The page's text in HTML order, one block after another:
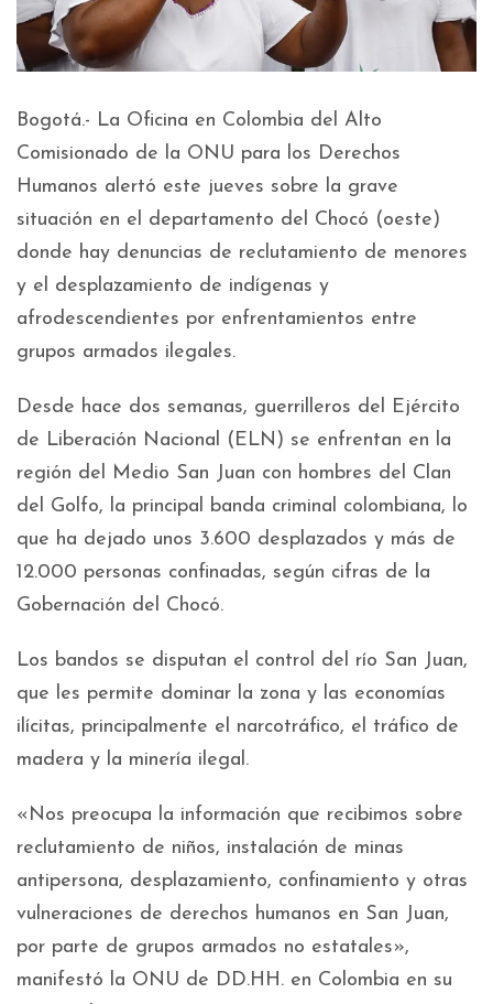
Bogotá.- La Oficina en Colombia del Alto
Comisionado de la ONU para los Derechos
Humanos alertó este jueves sobre la grave
situación en el departamento del Chocó (oeste)
donde hay denuncias de reclutamiento de menores
y el desplazamiento de indígenas y
afrodescendientes por enfrentamientos entre
grupos armados ilegales.
Desde hace dos semanas, guerrilleros del Ejército
de Liberación Nacional (ELN) se enfrentan en la
región del Medio San Juan con hombres del Clan
del Golfo, la principal banda criminal colombiana, lo
que ha dejado unos 3.600 desplazados y más de
12.000 personas confinadas, según cifras de la
Gobernación del Chocó.
Los bandos se disputan el control del río San Juan,
que les permite dominar la zona y las economías
ilícitas, principalmente el narcotráfico, el tráfico de
madera y la minería ilegal.
«Nos preocupa la información que recibimos sobre
reclutamiento de niños, instalación de minas
antipersona, desplazamiento, confinamiento y otras
vulneraciones de derechos humanos en San Juan,
por parte de grupos armados no estatales»,
manifestó la ONU de DD.HH. en Colombia en su